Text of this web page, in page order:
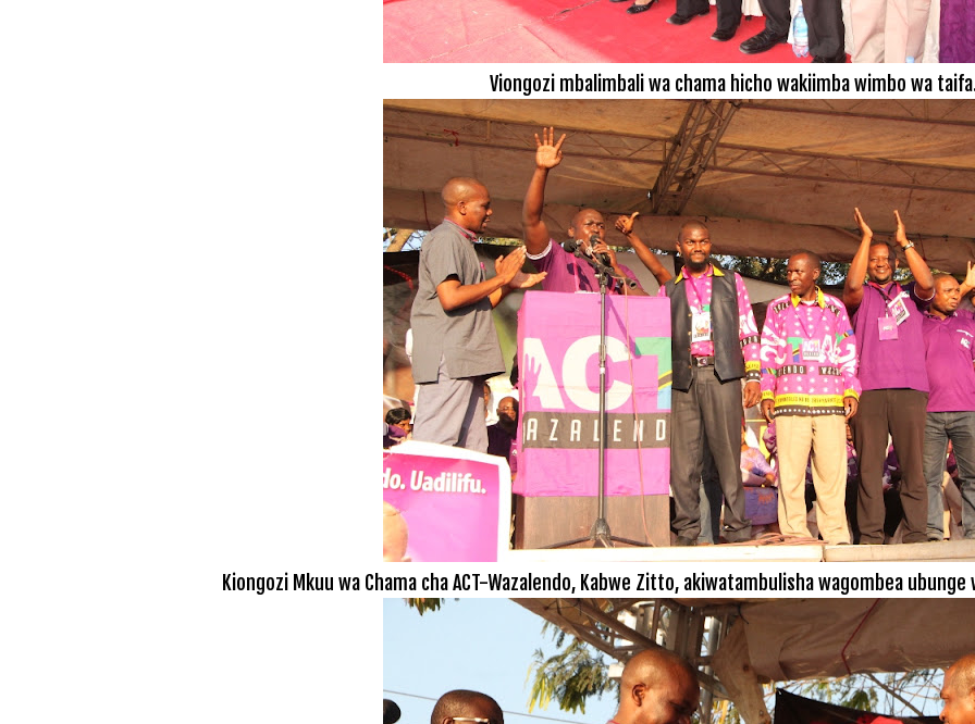
Viongozi mbalimbali wa chama hicho wakiimba wimbo wa
Kiongozi Mkuu wa Chama cha ACT-Wazalendo, Kabwe Zitto, akiwatambulisha wagombea